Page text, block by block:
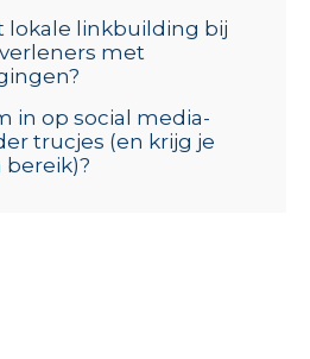
lokale linkbuilding bij
met
in op social media-
trucjes (en krijg je